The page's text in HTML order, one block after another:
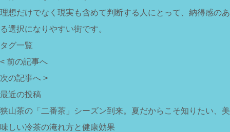
理想だけでなく現実も含めて判断する人にとって、納得感のあ
る選択になりやすい街です。
タグ一覧
< 前の記事へ
次の記事へ >
最近の投稿
狭山茶の「二番茶」シーズン到来。夏だからこそ知りたい、美
味しい冷茶の淹れ方と健康効果